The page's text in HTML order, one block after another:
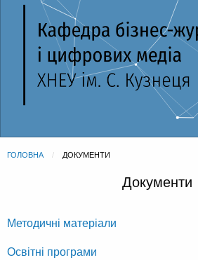
ГОЛОВНА CURRENT:
ДОКУМЕНТИ
Документи
Методичні матеріали
Освітні програми